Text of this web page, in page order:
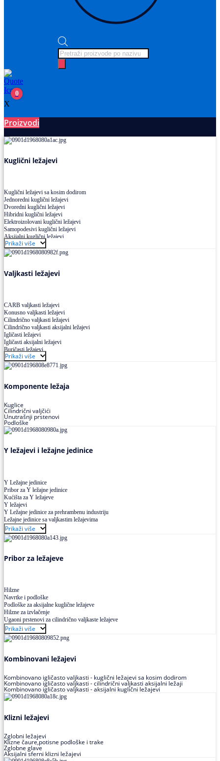
Products
search
0
X
Proizvodi
Kuglični ležajevi
Kuglični ležajevi sa kosim dodirom
Jednoredni kuglični ležajevi
Dvoredni kuglični ležajevi
Hibridni kuglični ležajevi
Elektroizolovani kuglični ležajevi
Samopodesivi kuglični ležajevi
Aksijalni kuglični ležajevi
Kuglični ležajevi od nerđajućeg čelika
Prikaži više
Valjkasti ležajevi
CARB valjkasti ležajevi
Konusno valjkasti ležajevi
Cilindrično valjkasti ležajevi
Cilindrično valjkasti aksijalni ležajevi
Igličasti ležajevi
Igličasti aksijalni ležajevi
Buričasti ležajevi
Buričasti zaptiveni ležajevi
Buričasti aksijalni ležajevi
Prikaži više
Komponente ležaja
Kuglice
Cilindrični valjčići
Unutrašnji prstenovi
Podloške
Y ležajevi i ležajne jedinice
Y Ležajne jedinice
Pribor za Y ležajne jedinice
Kućišta za Y ležajeve
Y ležajevi
Y Ležajne jedinice za prehrambenu industriju
Ležajne jedinice sa valjkastim ležajevima
Prikaži više
Pribor za ležajeve
Hilzne
Navrtke i podloške
Podloške za aksijalne kuglične ležajeve
Hilzne za izvlačenje
Ugaoni prstenovi za cilindrično valjkaste ležajeve
Prikaži više
Kombinovani ležajevi
Kombinovano igličasto valjkasti - kuglični ležajevi sa kosim dodirom
Kombinovano igličasto valjkasti - cilindrični valjkasti aksijalni ležaji
Kombinovano igličasto valjkasti - aksijalni kuglični ležajevi
Klizni ležajevi
Zglobni ležajevi
Klizne čaure,potisne podloške i trake
Zglobne glave
Aksijalni sferni klizni ležajevi